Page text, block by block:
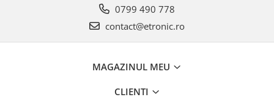
0799 490 778
contact@etronic.ro
MAGAZINUL MEU
CLIENTI